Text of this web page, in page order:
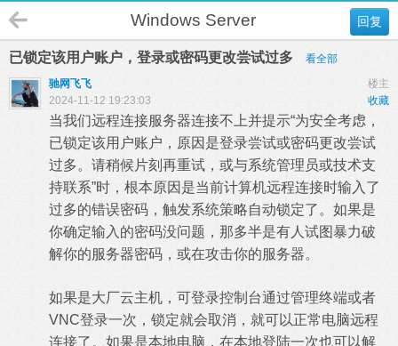
回复
Windows Server
已锁定该用户账户，登录或密码更改尝试过多
看全部
楼主
驰网飞飞
收藏
2024-11-12 19:23:03
当我们远程连接服务器连接不上并提示“为安全考虑，
已锁定该用户账户，原因是登录尝试或密码更改尝试
过多。请稍候片刻再重试，或与系统管理员或技术支
持联系”时，根本原因是当前计算机远程连接时输入了
过多的错误密码，触发系统策略自动锁定了。如果是
你确定输入的密码没问题，那多半是有人试图暴力破
解你的服务器密码，或在攻击你的服务器。
如果是大厂云主机，可登录控制台通过管理终端或者
VNC登录一次，锁定就会取消，就可以正常电脑远程
连接了。如果是本地电脑，在本地登陆一次也可以解